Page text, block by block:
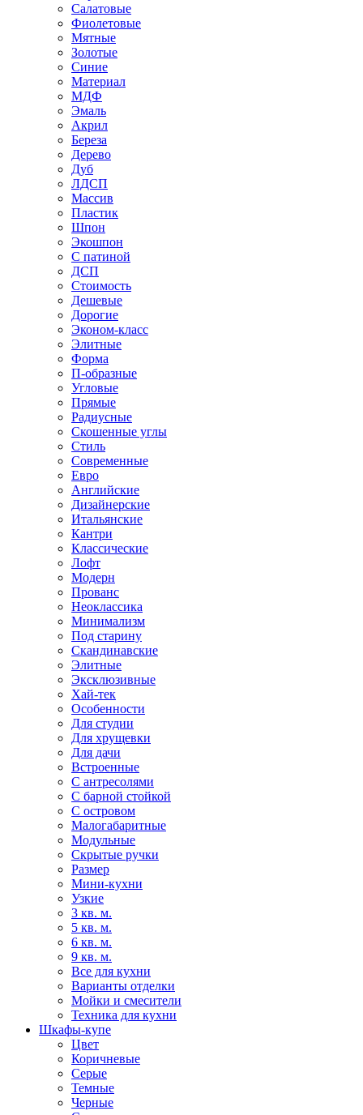
Салатовые
Фиолетовые
Мятные
Золотые
Синие
Материал
МДФ
Эмаль
Акрил
Береза
Дерево
Дуб
ЛДСП
Массив
Пластик
Шпон
Экошпон
С патиной
ДСП
Стоимость
Дешевые
Дорогие
Эконом-класс
Элитные
Форма
П-образные
Угловые
Прямые
Радиусные
Скошенные углы
Стиль
Современные
Евро
Английские
Дизайнерские
Итальянские
Кантри
Классические
Лофт
Модерн
Прованс
Неоклассика
Минимализм
Под старину
Скандинавские
Элитные
Эксклюзивные
Хай-тек
Особенности
Для студии
Для хрущевки
Для дачи
Встроенные
С антресолями
С барной стойкой
С островом
Малогабаритные
Модульные
Скрытые ручки
Размер
Мини-кухни
Узкие
3 кв. м.
5 кв. м.
6 кв. м.
9 кв. м.
Все для кухни
Варианты отделки
Мойки и смесители
Техника для кухни
Шкафы-купе
Цвет
Коричневые
Серые
Темные
Черные